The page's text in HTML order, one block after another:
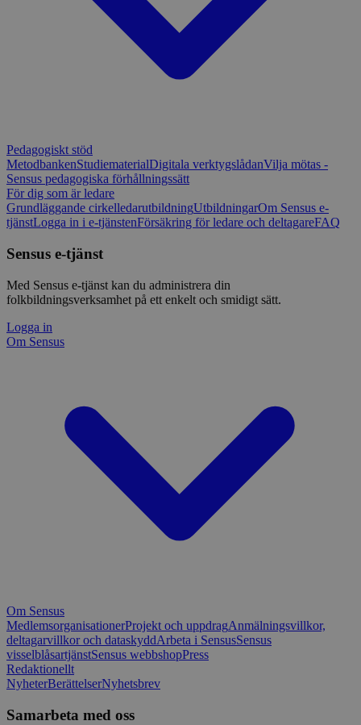
Pedagogiskt stöd
MetodbankenStudiematerialDigitala verktygslådanVilja mötas -
Sensus pedagogiska förhållningssätt
För dig som är ledare
Grundläggande cirkelledarutbildningUtbildningarOm Sensus e-
tjänstLogga in i e-tjänstenFörsäkring för ledare och deltagareFAQ
Sensus e-tjänst
Med Sensus e-tjänst kan du administrera din
folkbildningsverksamhet på ett enkelt och smidigt sätt.
Logga in
Om Sensus
Om Sensus
MedlemsorganisationerProjekt och uppdragAnmälningsvillkor,
deltagarvillkor och dataskyddArbeta i SensusSensus
visselblåsartjänstSensus webbshopPress
Redaktionellt
NyheterBerättelserNyhetsbrev
Samarbeta med oss